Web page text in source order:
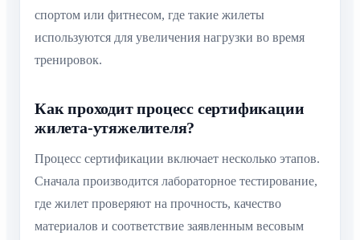
спортом или фитнесом, где такие жилеты
используются для увеличения нагрузки во время
тренировок.
Как проходит процесс сертификации
жилета-утяжелителя?
Процесс сертификации включает несколько этапов.
Сначала производится лабораторное тестирование,
где жилет проверяют на прочность, качество
материалов и соответствие заявленным весовым